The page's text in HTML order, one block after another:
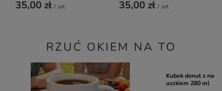
35,00 zł / szt. 35,00 zł / szt.
RZUĆ OKIEM NA TO
Kubek donut z
uszkiem 280 ml